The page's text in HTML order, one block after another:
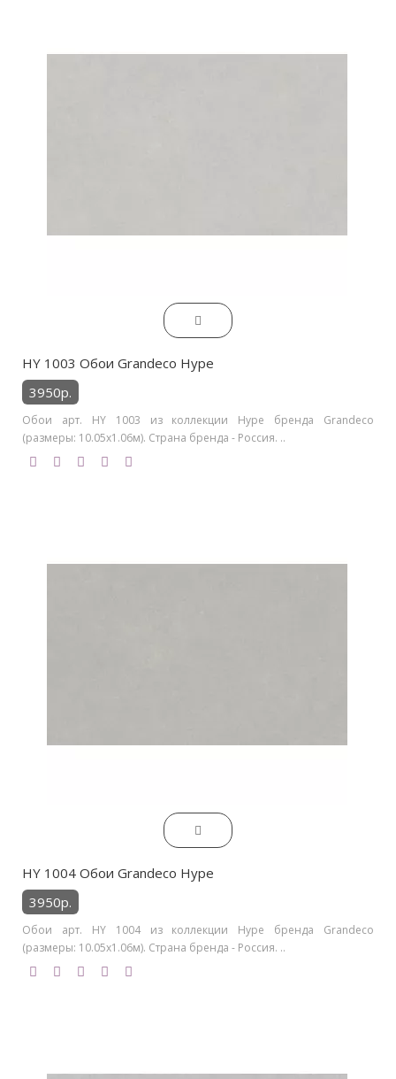
HY 1003 Обои Grandeco Hype
3950р.
Обои арт. HY 1003 из коллекции Hype бренда Grandeco
(размеры: 10.05х1.06м). Страна бренда - Россия. ..
HY 1004 Обои Grandeco Hype
3950р.
Обои арт. HY 1004 из коллекции Hype бренда Grandeco
(размеры: 10.05х1.06м). Страна бренда - Россия. ..